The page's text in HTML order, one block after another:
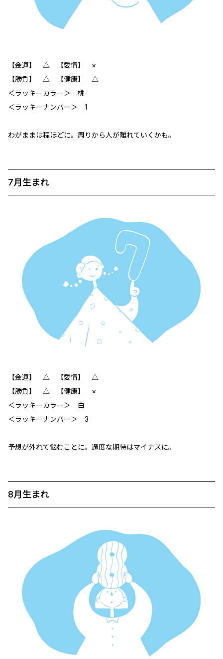
【金運】 △ 【愛情】 ×
【勝負】 △ 【健康】 △
＜ラッキーカラー＞ 桃
＜ラッキーナンバー＞ 1
わがままは程ほどに。周りから人が離れていくかも。
7月生まれ
【金運】 △ 【愛情】 △
【勝負】 △ 【健康】 ×
＜ラッキーカラー＞ 白
＜ラッキーナンバー＞ 3
予想が外れて悩むことに。過度な期待はマイナスに。
8月生まれ